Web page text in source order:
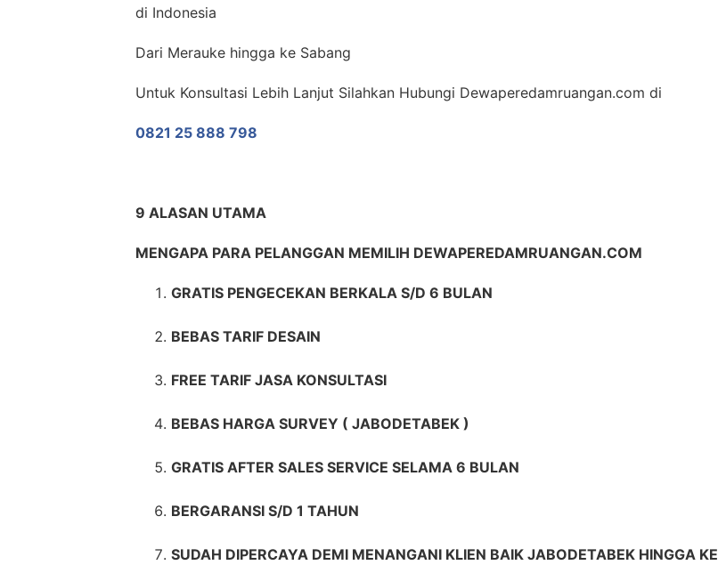
di Indonesia
Dari Merauke hingga ke Sabang
Untuk Konsultasi Lebih Lanjut Silahkan Hubungi Dewaperedamruangan.com di
0821 25 888 798
9 ALASAN UTAMA
MENGAPA PARA PELANGGAN MEMILIH DEWAPEREDAMRUANGAN.COM
GRATIS PENGECEKAN BERKALA S/D 6 BULAN
BEBAS TARIF DESAIN
FREE TARIF JASA KONSULTASI
BEBAS HARGA SURVEY ( JABODETABEK )
GRATIS AFTER SALES SERVICE SELAMA 6 BULAN
BERGARANSI S/D 1 TAHUN
SUDAH DIPERCAYA DEMI MENANGANI KLIEN BAIK JABODETABEK HINGGA KE